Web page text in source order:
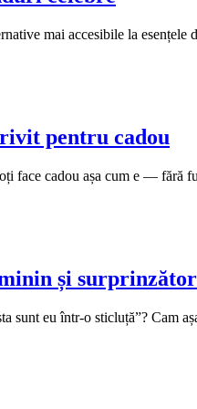
mai accesibile la
pentru cadou
face cadou așa cum e — fără
și
sunt eu într-o sticluță”? Cam